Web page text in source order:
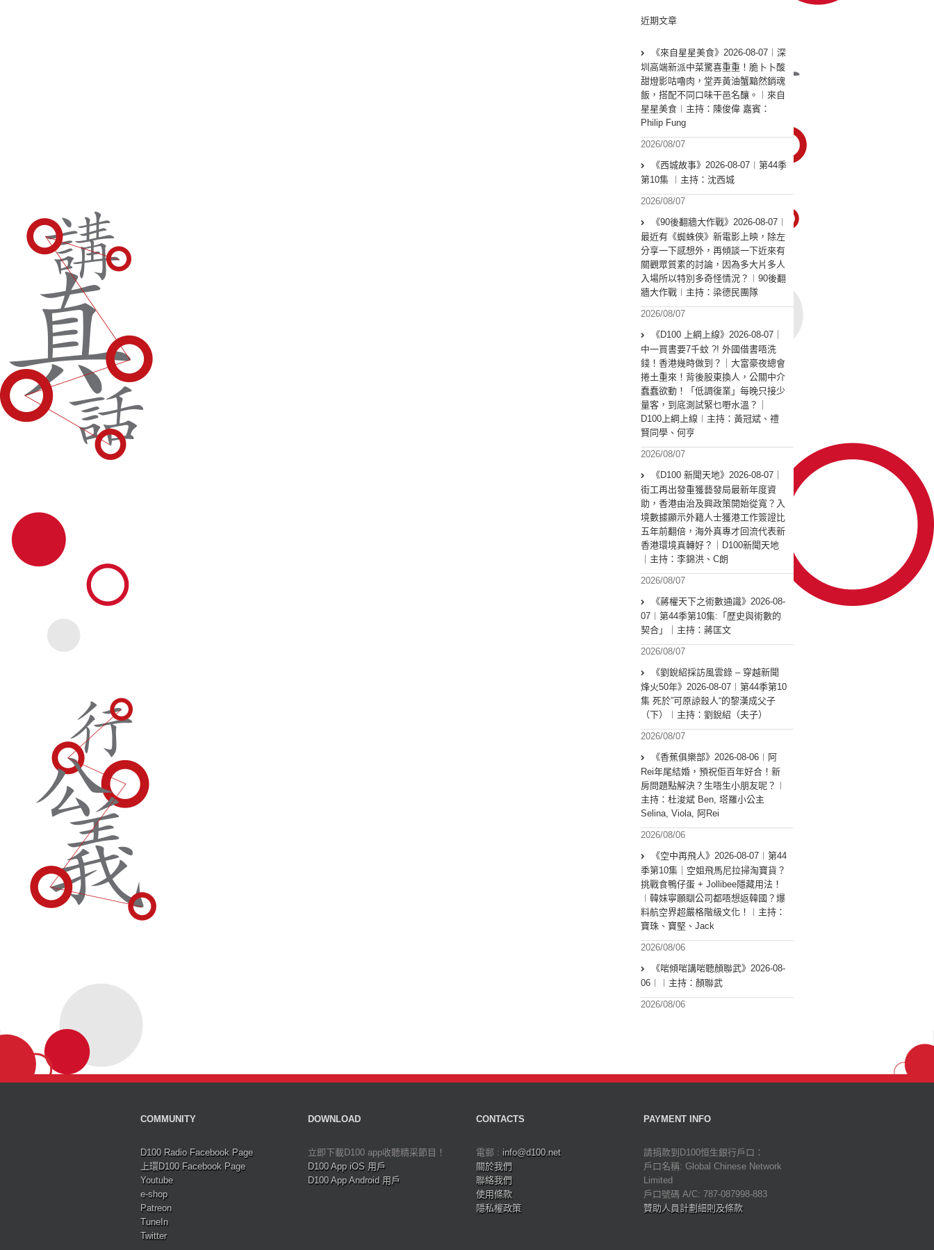
近期文章
《來自星星美食》2026-08-07︱深
圳高端新派中菜驚喜重重！脆卜卜酸
甜燈影咕嚕肉，堂弄黃油蟹黯然銷魂
飯，搭配不同口味干邑名釀。︱來自
星星美食︱主持：陳俊偉 嘉賓：
Philip Fung
2026/08/07
《西城故事》2026-08-07︱第44季
第10集 ︱主持：沈西城
2026/08/07
《90後翻牆大作戰》2026-08-07︱
最近有《蜘蛛俠》新電影上映，除左
分享一下感想外，再傾談一下近來有
關觀眾質素的討論，因為多大片多人
入場所以特別多奇怪情況？︱90後翻
牆大作戰︱主持：梁德民團隊
2026/08/07
《D100 上綱上線》2026-08-07｜
中一買書要7千蚊 ?! 外國借書唔洗
錢！香港幾時做到？｜大富豪夜總會
捲土重來！背後股東換人，公關中介
蠢蠢欲動！「低調復業」每晚只接少
量客，到底測試緊乜嘢水溫？｜
D100上綱上線︱主持：黃冠斌、禮
賢同學、何亨
2026/08/07
《D100 新聞天地》2026-08-07｜
街工再出發重獲藝發局最新年度資
助，香港由治及興政策開始從寬？入
境數據顯示外籍人士獲港工作簽證比
五年前翻倍，海外真專才回流代表新
香港環境真轉好？｜D100新聞天地
｜主持：李錦洪、C朗
2026/08/07
《蔣權天下之術數通識》2026-08-
07︱第44季第10集:「歴史與術數的
契合」｜主持：蔣匡文
2026/08/07
《劉銳紹採訪風雲錄 – 穿越新聞
烽火50年》2026-08-07︱第44季第10
集 死於”可原諒殺人“的黎漢成父子
（下）︱主持：劉銳紹（夫子）
2026/08/07
《香蕉俱樂部》2026-08-06︱阿
Rei年尾結婚，預祝佢百年好合！新
房問題點解決？生唔生小朋友呢？︱
主持：杜浚斌 Ben, 塔羅小公主
Selina, Viola, 阿Rei
2026/08/06
《空中再飛人》2026-08-07︱第44
季第10集｜空姐飛馬尼拉掃淘寶貨？
挑戰食鴨仔蛋 + Jollibee隱藏用法！
︱韓妹寧願瞓公司都唔想返韓國？爆
料航空界超嚴格階級文化！︱主持：
寶珠、寶堅、Jack
2026/08/06
《啱傾啱講啱聽顏聯武》2026-08-
06︱︱主持：顏聯武
2026/08/06
COMMUNITY
D100 Radio Facebook Page
上環D100 Facebook Page
Youtube
e-shop
Patreon
TuneIn
Twitter
DOWNLOAD
立即下載D100 app收聽精采節目！
D100 App iOS 用戶
D100 App Android 用戶
CONTACTS
電郵 : info@d100.net
關於我們
聯絡我們
使用條款
隱私權政策
PAYMENT INFO
請捐款到D100恒生銀行戶口：
戶口名稱: Global Chinese Network
Limited
戶口號碼 A/C: 787-087998-883
贊助人員計劃細則及條款